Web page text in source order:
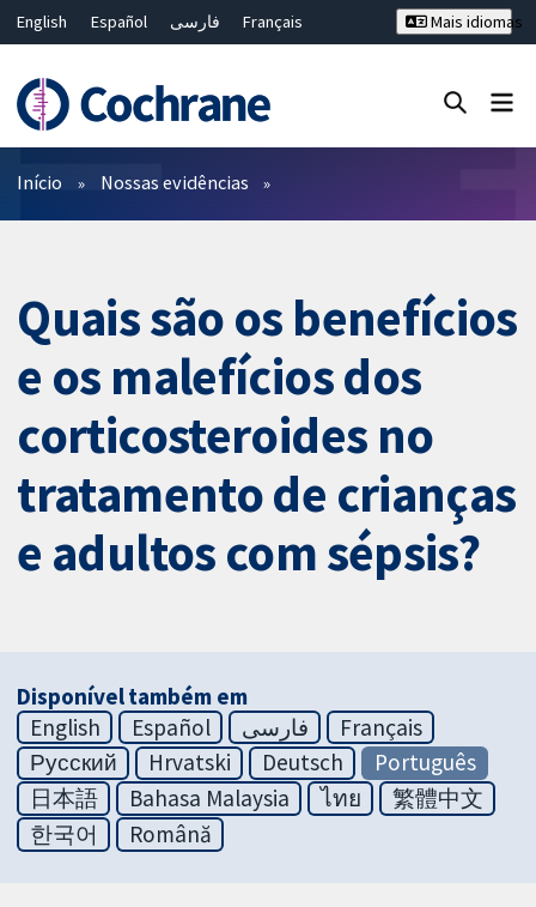
English Español فارسی
Français
Bahasa Malaysia
ไทย 繁體中文
Mais idiomas
Filtros
Início Nossas evidências
Quais são os benefícios
e os malefícios dos
corticosteroides no
tratamento de crianças
e adultos com sépsis?
Disponível também em
English
Español فارسی
Français
Русский
Hrvatski Deutsch
Português
日本語
Bahasa Malaysia ไทย
繁體中文
한국어
Română